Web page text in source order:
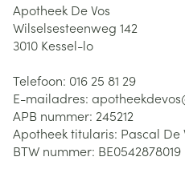
Apotheek De Vos
Wilselsesteenweg 142
3010 Kessel-lo
Telefoon: 016 25 81 29
E-mailadres:
APB nummer: 245212
Apotheek titularis: Pascal De
BTW nummer: BE0542878019